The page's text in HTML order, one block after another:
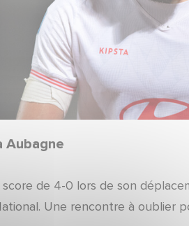
Aubagne
score de 4-0 lors de son
Une rencontre à oublier